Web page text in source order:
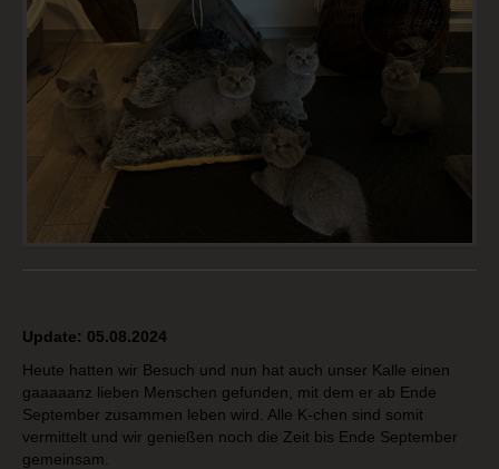
Update: 05.08.2024
Heute hatten wir Besuch und nun hat auch unser Kalle einen
gaaaaanz lieben Menschen gefunden, mit dem er ab Ende
September zusammen leben wird. Alle K-chen sind somit
vermittelt und wir genießen noch die Zeit bis Ende September
gemeinsam.